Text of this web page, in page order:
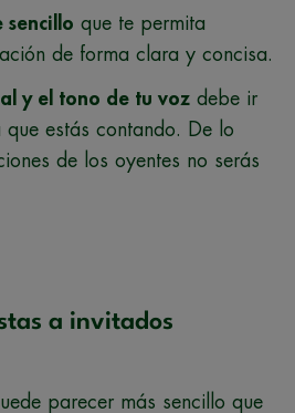
sencillo que te permita
de forma clara y concisa.
y el tono de tu voz debe ir
estás contando. De lo
de los oyentes no serás
a invitados
parecer más sencillo que